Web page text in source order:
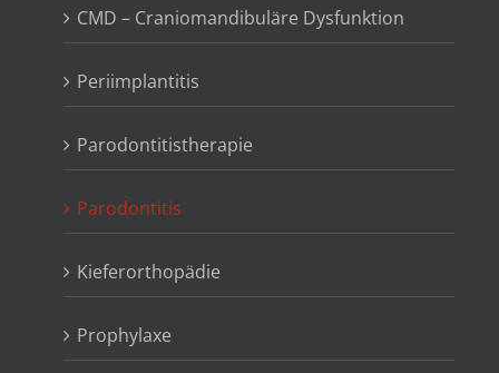
CMD – Craniomandibuläre Dysfunktion
Periimplantitis
Parodontitistherapie
Parodontitis
Kieferorthopädie
Prophylaxe